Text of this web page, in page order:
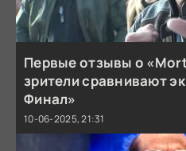
Первые отзывы о
зрители сравнивают
Финал»
10-06-2025, 21:31